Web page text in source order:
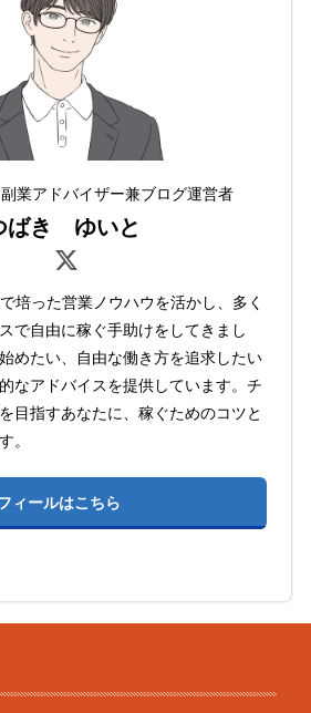
業アドバイザー兼ブログ運営者
ばき ゆいと
培った営業ノウハウを活かし、多く
で自由に稼ぐ手助けをしてきまし
めたい、自由な働き方を追求したい
なアドバイスを提供しています。チ
目指すあなたに、稼ぐためのコツと
。
ィールはこちら